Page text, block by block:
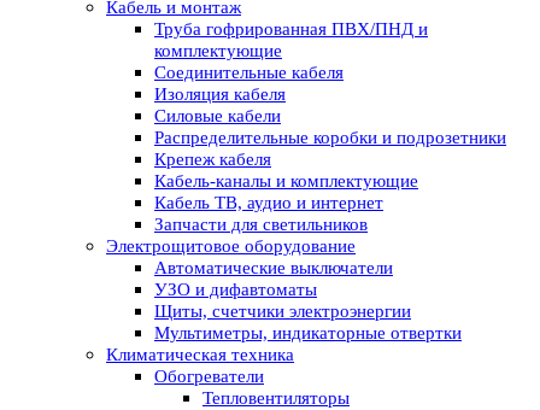
Кабель и монтаж
Труба гофрированная ПВХ/ПНД и
комплектующие
Соединительные кабеля
Изоляция кабеля
Силовые кабели
Распределительные коробки и подрозетники
Крепеж кабеля
Кабель-каналы и комплектующие
Кабель ТВ, аудио и интернет
Запчасти для светильников
Электрощитовое оборудование
Автоматические выключатели
УЗО и дифавтоматы
Щиты, счетчики электроэнергии
Мультиметры, индикаторные отвертки
Климатическая техника
Обогреватели
Тепловентиляторы